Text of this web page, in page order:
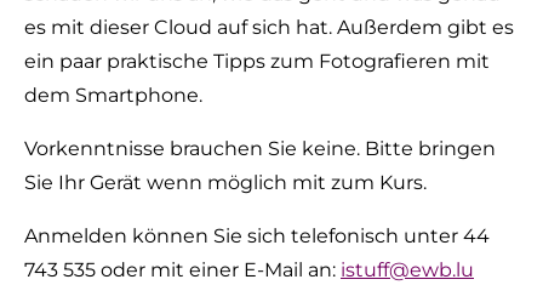
es mit dieser Cloud auf sich hat. Außerdem gibt es
ein paar praktische Tipps zum Fotografieren mit
dem Smartphone.
Vorkenntnisse brauchen Sie keine. Bitte bringen
Sie Ihr Gerät wenn möglich mit zum Kurs.
Anmelden können Sie sich telefonisch unter 44
743 535 oder mit einer E-Mail an: istuff@ewb.lu